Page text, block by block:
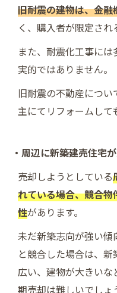
旧耐震の建物は、金
く、購入者が限定され
また、耐震化工事に
実的ではありません。
旧耐震の不動産につ
主にてリフォームして
・周辺に新築建売住宅
売却しようとしている
れている場合、競合
性があります。
未だ新築志向が強い傾
と競合した場合は、
広い、建物が大きい
期売却は難しいでしょ